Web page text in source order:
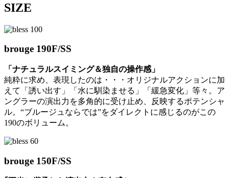
SIZE
brouge 190F/SS
「ナチュラルスイミング＆独自の操作感」
純粋に求め、表現したのは・・・オリジナルアクションに加
えて「誘い出す」「水に馴染ませる」「緩急変化」等々。ア
ングラーの演出力を多角的に受け止め、反映するポテンシャ
ル。“ブルージュならでは”をダイレクトに感じるのがこの
190のボリューム。
brouge 150F/SS